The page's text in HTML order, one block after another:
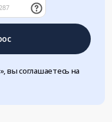
вы соглашаетесь на